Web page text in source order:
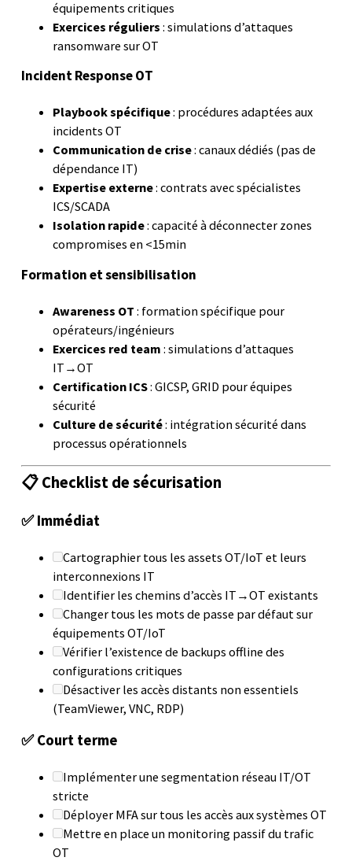
équipements critiques
Exercices réguliers : simulations d’attaques
ransomware sur OT
Incident Response OT
Playbook spécifique: procédures adaptées aux
incidents OT
Communication de crise: canaux dédiés (pas de
dépendance IT)
Expertise externe: contrats avec spécialistes
ICS/SCADA
Isolation rapide: capacité à déconnecter zones
compromises en <15min
Formation et sensibilisation
Awareness OT : formation spécifique pour
opérateurs/ingénieurs
Exercices red team : simulations d’attaques
IT→OT
Certification ICS: GICSP, GRID pour équipes
sécurité
Culture de sécurité: intégration sécurité dans
processus opérationnels
📋 Checklist de sécurisation
✅ Immédiat
Cartographier tous les assets OT/IoT et leurs
interconnexions IT
Identifier les chemins d’accès IT→OT existants
Changer tous les mots de passe par défaut sur
équipements OT/IoT
Vérifier l’existence de backups offline des
configurations critiques
Désactiver les accès distants non essentiels
(TeamViewer, VNC, RDP)
✅ Court terme
Implémenter une segmentation réseau IT/OT
stricte
Déployer MFA sur tous les accès aux systèmes OT
Mettre en place un monitoring passif du trafic
OT